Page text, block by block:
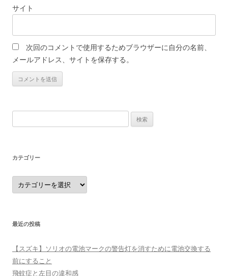
サイト
次回のコメントで使用するためブラウザーに自分の名前、
メールアドレス、サイトを保存する。
索:
カテゴリー
カ
テ
ゴ
最近の投稿
【スズキ】ソリオの電池マークの警告灯を消すために電池交換する
前にすること
飛蚊症と左目の違和感